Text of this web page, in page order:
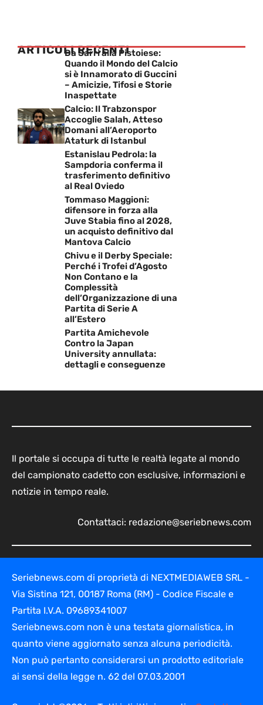
ARTICOLI RECENTI
Da Sarri alla Pistoiese:
Quando il Mondo del Calcio
si è Innamorato di Guccini
– Amicizie, Tifosi e Storie
Inaspettate
Calcio: Il Trabzonspor
Accoglie Salah, Atteso
Domani all’Aeroporto
Ataturk di Istanbul
Estanislau Pedrola: la
Sampdoria conferma il
trasferimento definitivo
al Real Oviedo
Tommaso Maggioni:
difensore in forza alla
Juve Stabia fino al 2028,
un acquisto definitivo dal
Mantova Calcio
Chivu e il Derby Speciale:
Perché i Trofei d’Agosto
Non Contano e la
Complessità
dell’Organizzazione di una
Partita di Serie A
all’Estero
Partita Amichevole
Contro la Japan
University annullata:
dettagli e conseguenze
Il portale si occupa di tutte le realtà legate al mondo
del campionato cadetto con esclusive, informazioni e
notizie in tempo reale.
Contattaci: redazione@seriebnews.com
Seriebnews.com di proprietà di NEXTMEDIAWEB SRL -
Via Sistina 121, 00187 Roma (RM) - Codice Fiscale e
Partita I.V.A. 09689341007
Seriebnews.com non è una testata giornalistica, in
quanto viene aggiornato senza alcuna periodicità.
Non può pertanto considerarsi un prodotto editoriale
ai sensi della legge n. 62 del 07.03.2001